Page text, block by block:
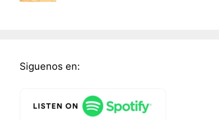
Siguenos en: